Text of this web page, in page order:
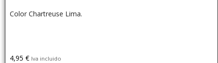
Color Chartreuse Lima.
4,95 € Iva incluido